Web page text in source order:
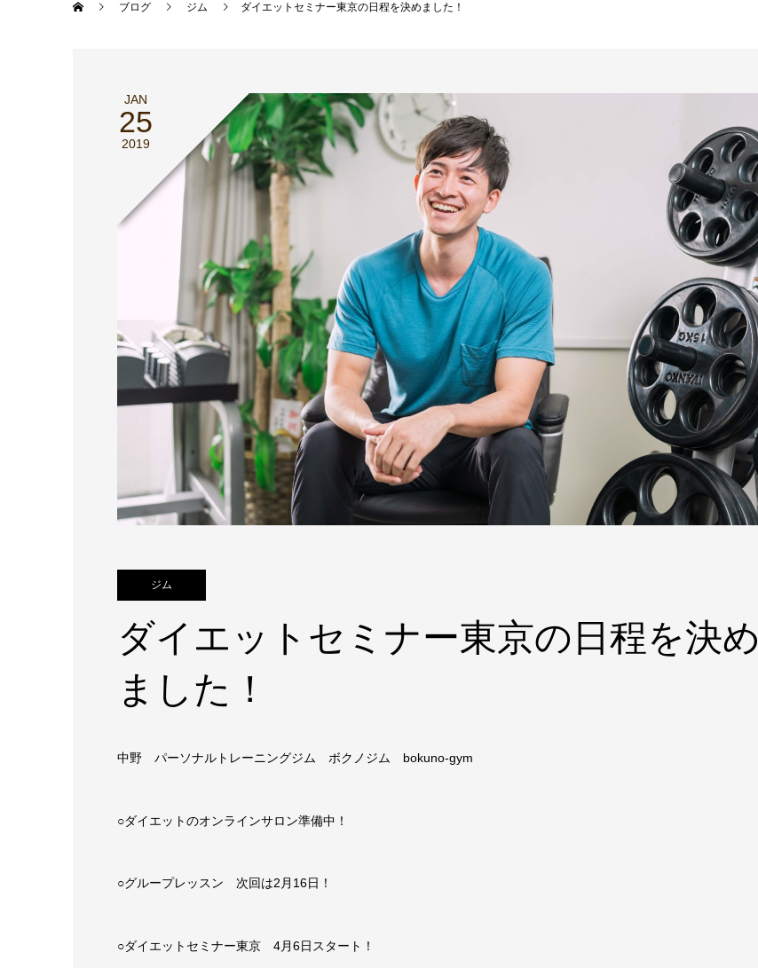
ブログ ジム ダイエットセミナー東京の日程を決めました！
JAN
25
2019
ジム
ダイエットセミナー東京の日程を決め
ました！
中野 パーソナルトレーニングジム ボクノジム bokuno-gym
○ダイエットのオンラインサロン準備中！
○グループレッスン 次回は2月16日！
○ダイエットセミナー東京 4月6日スタート！